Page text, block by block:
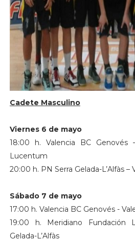
Cadete Masculino
Viernes 6 de mayo
18:00 h. Valencia BC Genovés
Lucentum
20:00 h. PN Serra Gelada-L’Alfàs –
Sábado 7 de mayo
17:00 h. Valencia BC Genovés -
19:00 h. Meridiano Fundación
Gelada-L’Alfàs